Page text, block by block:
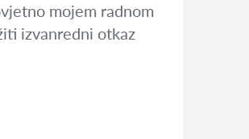
mojem radnom
izvanredni otkaz